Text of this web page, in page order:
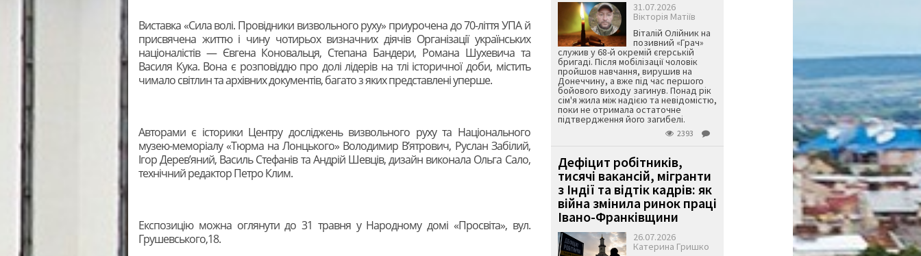
Виставка «Сила волі. Провідники визвольного руху» приурочена до 70-ліття УПА й
присвячена життю і чину чотирьох визначних діячів Організації українських
націоналістів — Євгена Коновальця, Степана Бандери, Романа Шухевича та
Василя Кука. Вона є розповіддю про долі лідерів на тлі історичної доби, містить
чимало світлин та архівних документів, багато з яких представлені уперше.
Авторами є історики Центру досліджень визвольного руху та Національного
музею-меморіалу «Тюрма на Лонцького» Володимир В’ятрович, Руслан Забілий,
Ігор Дерев’яний, Василь Стефанів та Андрій Шевців, дизайн виконала Ольга Сало,
технічний редактор Петро Клим.
Експозицію можна оглянути до 31 травня у Народному домі «Просвіта», вул.
Грушевського,18.
31.07.2026
Вікторія Матіїв
Віталій Олійник на
позивний «Грач»
служив у 68-й окремій єгерській
бригаді. Після мобілізації чоловік
пройшов навчання, вирушив на
Донеччину, а вже під час першого
бойового виходу загинув. Понад рік
сім'я жила між надією та невідомістю,
поки не отримала остаточне
підтвердження його загибелі.
2393
Дефіцит робітників,
тисячі вакансій, мігранти
з Індії та відтік кадрів: як
війна змінила ринок праці
Івано-Франківщини
26.07.2026
Катерина Гришко